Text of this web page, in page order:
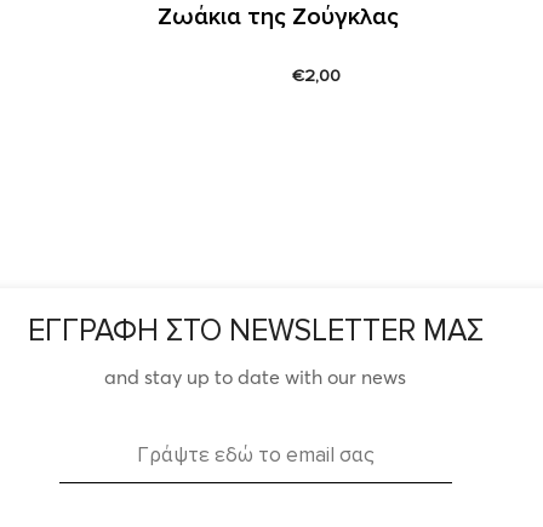
Ζωάκια της Ζούγκλας
€2,00
ΕΓΓΡΑΦΗ ΣΤΟ NEWSLETTER ΜΑΣ
and stay up to date with our news